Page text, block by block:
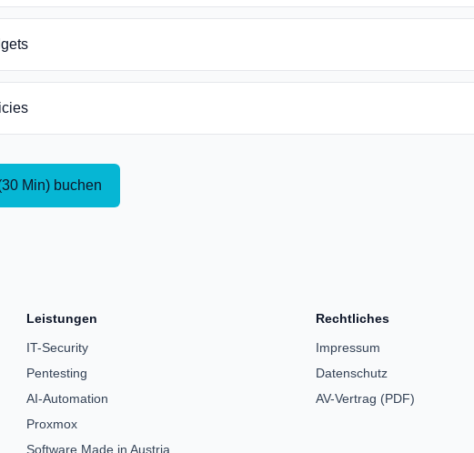
Min) buchen
Leistungen
IT-Security
Pentesting
AI-Automation
Proxmox
Software Made in Austria
Rechtliches
Impressum
Datenschutz
AV-Vertrag (PDF)